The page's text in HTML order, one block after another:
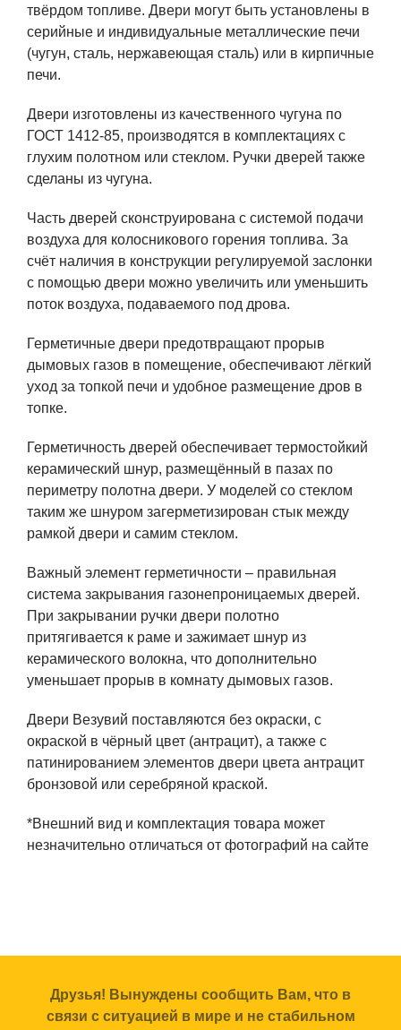
твёрдом топливе. Двери могут быть установлены в
серийные и индивидуальные металлические печи
(чугун, сталь, нержавеющая сталь) или в кирпичные
печи.
Двери изготовлены из качественного чугуна по
ГОСТ 1412-85, производятся в комплектациях с
глухим полотном или стеклом. Ручки дверей также
сделаны из чугуна.
Часть дверей сконструирована с системой подачи
воздуха для колосникового горения топлива. За
счёт наличия в конструкции регулируемой заслонки
с помощью двери можно увеличить или уменьшить
поток воздуха, подаваемого под дрова.
Герметичные двери предотвращают прорыв
дымовых газов в помещение, обеспечивают лёгкий
уход за топкой печи и удобное размещение дров в
топке.
Герметичность дверей обеспечивает термостойкий
керамический шнур, размещённый в пазах по
периметру полотна двери. У моделей со стеклом
таким же шнуром загерметизирован стык между
рамкой двери и самим стеклом.
Важный элемент герметичности – правильная
система закрывания газонепроницаемых дверей.
При закрывании ручки двери полотно
притягивается к раме и зажимает шнур из
керамического волокна, что дополнительно
уменьшает прорыв в комнату дымовых газов.
Двери Везувий поставляются без окраски, с
окраской в чёрный цвет (антрацит), а также с
патинированием элементов двери цвета антрацит
бронзовой или серебряной краской.
*Внешний вид и комплектация товара может
незначительно отличаться от фотографий на сайте
Друзья! Вынуждены сообщить Вам, что в
связи с ситуацией в мире и не стабильном